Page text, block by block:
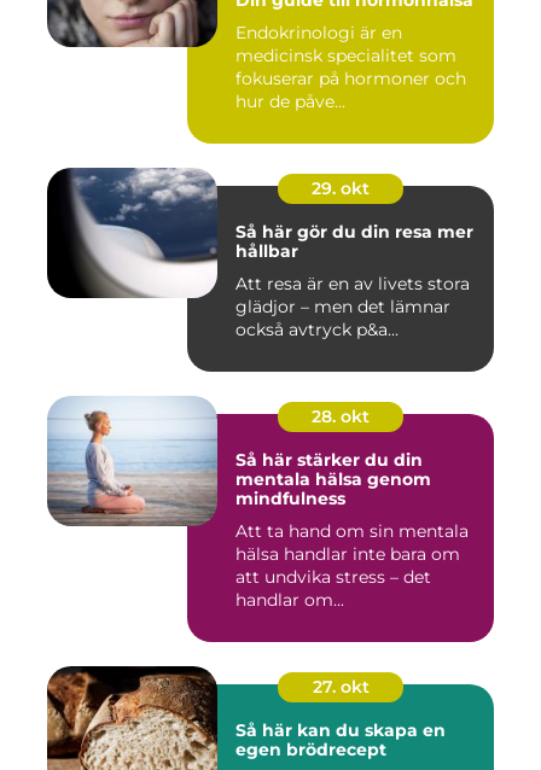
Endokrinologi är en
medicinsk specialitet som
fokuserar på hormoner och
hur de påve...
29. okt
Så här gör du din resa mer
hållbar
Att resa är en av livets stora
glädjor – men det lämnar
också avtryck p&a...
28. okt
Så här stärker du din
mentala hälsa genom
mindfulness
Att ta hand om sin mentala
hälsa handlar inte bara om
att undvika stress – det
handlar om...
27. okt
Så här kan du skapa en
egen brödrecept